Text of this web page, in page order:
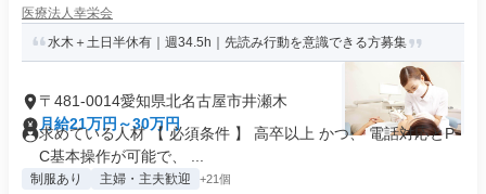
医療法人幸栄会
水木＋土日半休有｜週34.5h｜先読み行動を意識できる方募集
〒481-0014愛知県北名古屋市井瀬木
月給21万円～30万円
求めている人材 【 必須条件 】 高卒以上 かつ、 電話対応とP
C基本操作が可能で、 ...
制服あり 主婦・主夫歓迎 +21個